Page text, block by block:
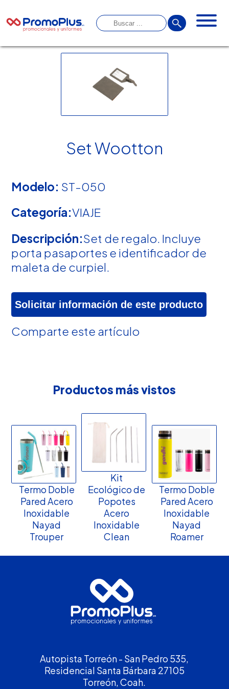
Set Wootton
Modelo: ST-050
Categoría:VIAJE
Descripción:Set de regalo. Incluye
porta pasaportes e identificador de
maleta de curpiel.
Solicitar información de este producto
Comparte este artículo
Productos más vistos
Termo Doble
Pared Acero
Inoxidable
Nayad
Trouper
Kit
Ecológico de
Popotes
Acero
Inoxidable
Clean
Termo Doble
Pared Acero
Inoxidable
Nayad
Roamer
Autopista Torreón - San Pedro 535,
Residencial Santa Bárbara 27105
Torreón, Coah.